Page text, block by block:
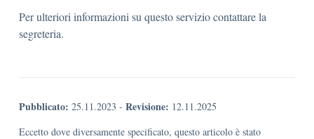
Per ulteriori informazioni su questo servizio contattare la
segreteria.
Pubblicato: 25.11.2023 - Revisione: 12.11.2025
Eccetto dove diversamente specificato, questo articolo è stato